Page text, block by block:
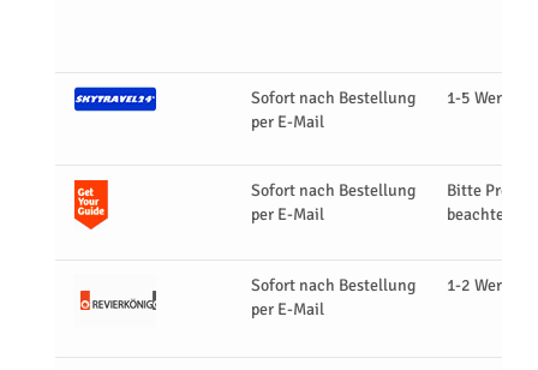
Sofort nach Bestellung
per E-Mail
1-5
Sofort nach Bestellung
per E-Mail
Bitte
beachten
Sofort nach Bestellung
per E-Mail
1-2